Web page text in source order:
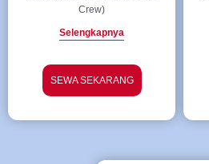
Crew)
Selengkapnya
SEWA SEKARANG